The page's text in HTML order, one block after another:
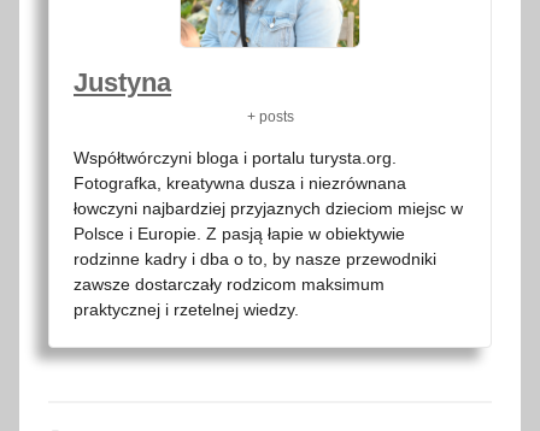
Justyna
+ posts
Współtwórczyni bloga i portalu turysta.org.
Fotografka, kreatywna dusza i niezrównana
łowczyni najbardziej przyjaznych dzieciom miejsc w
Polsce i Europie. Z pasją łapie w obiektywie
rodzinne kadry i dba o to, by nasze przewodniki
zawsze dostarczały rodzicom maksimum
praktycznej i rzetelnej wiedzy.